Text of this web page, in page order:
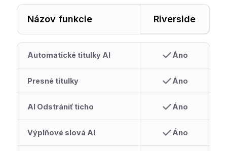
Názov funkcie Riverside
Automatické titulky AI Áno
Presné titulky Áno
AI Odstrániť ticho Áno
Výplňové slová AI Áno